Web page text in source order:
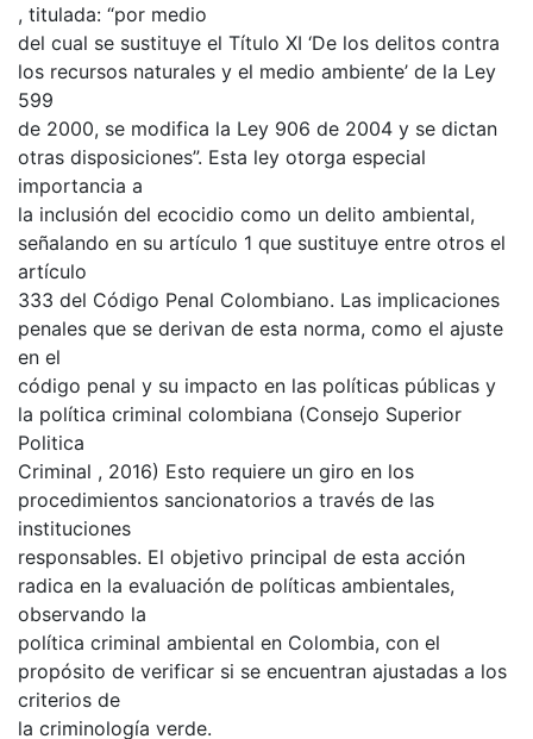
, titulada: “por medio
del cual se sustituye el Título XI ‘De los delitos contra
los recursos naturales y el medio ambiente’ de la Ley
599
de 2000, se modifica la Ley 906 de 2004 y se dictan
otras disposiciones”. Esta ley otorga especial
importancia a
la inclusión del ecocidio como un delito ambiental,
señalando en su artículo 1 que sustituye entre otros el
artículo
333 del Código Penal Colombiano. Las implicaciones
penales que se derivan de esta norma, como el ajuste
en el
código penal y su impacto en las políticas públicas y
la política criminal colombiana (Consejo Superior
Politica
Criminal , 2016) Esto requiere un giro en los
procedimientos sancionatorios a través de las
instituciones
responsables. El objetivo principal de esta acción
radica en la evaluación de políticas ambientales,
observando la
política criminal ambiental en Colombia, con el
propósito de verificar si se encuentran ajustadas a los
criterios de
la criminología verde.